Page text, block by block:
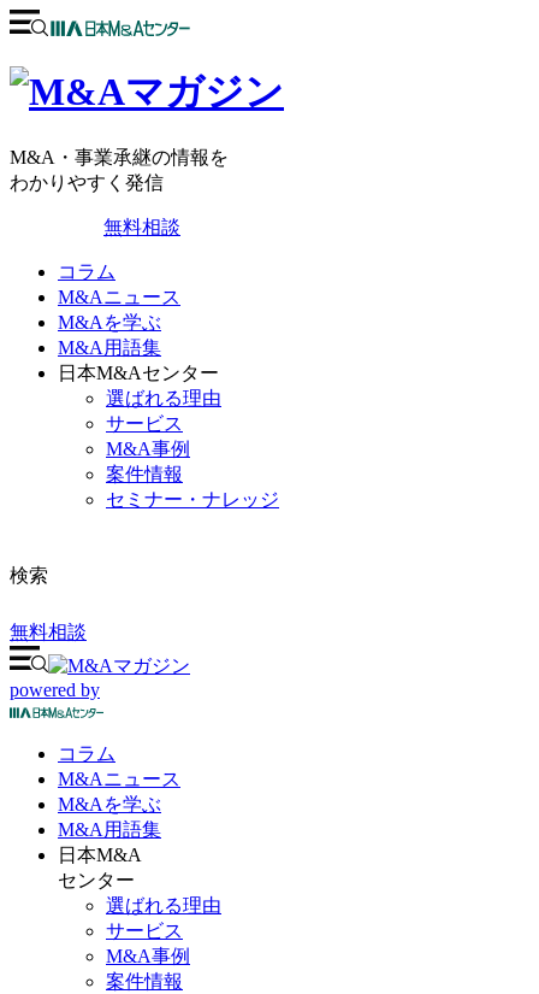
M&A・事業承継の情報を
わかりやすく発信
無料相談
コラム
M&Aニュース
M&Aを学ぶ
M&A用語集
日本M&Aセンター
選ばれる理由
サービス
M&A事例
案件情報
セミナー・ナレッジ
検索
無料相談
powered by
コラム
M&Aニュース
M&Aを学ぶ
M&A 用語集
日本M&A
センター
選ばれる理由
サービス
M&A事例
案件情報